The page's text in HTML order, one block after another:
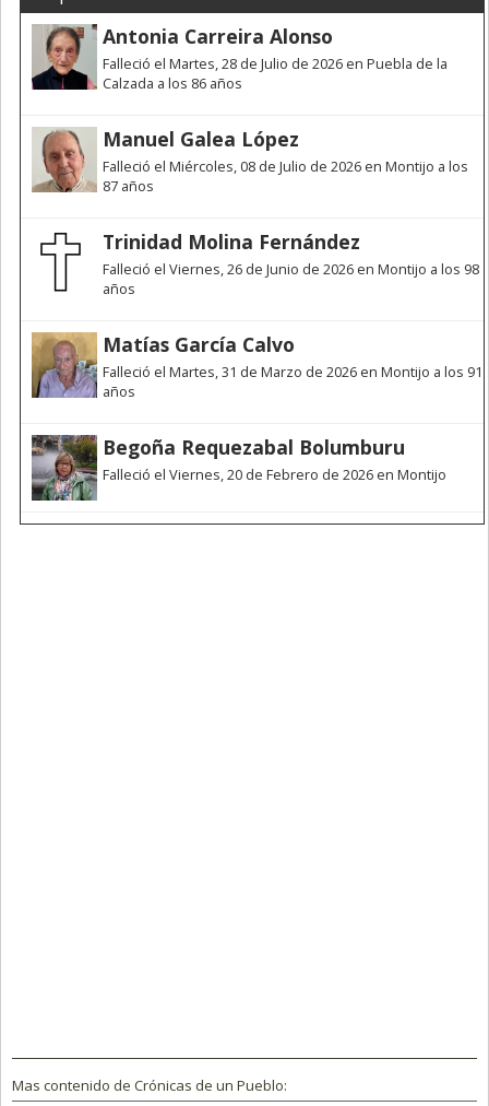
Antonia Carreira Alonso
Falleció el Martes, 28 de Julio de 2026 en Puebla de la
Calzada a los 86 años
Manuel Galea López
Falleció el Miércoles, 08 de Julio de 2026 en Montijo a los
87 años
Trinidad Molina Fernández
Falleció el Viernes, 26 de Junio de 2026 en Montijo a los 98
años
Matías García Calvo
Falleció el Martes, 31 de Marzo de 2026 en Montijo a los 91
años
Begoña Requezabal Bolumburu
Falleció el Viernes, 20 de Febrero de 2026 en Montijo
Mas contenido de Crónicas de un Pueblo: